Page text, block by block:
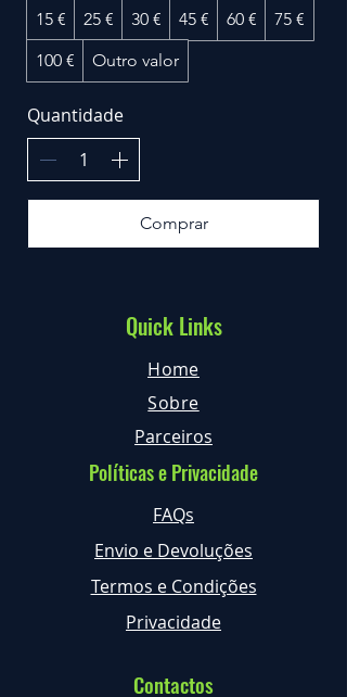
15 € 25 € 30 € 45 € 60 €
75 €
100 €
Outro valor
Quantidade
Comprar
Quick Links
Home
Sobre
Parceiros
Políticas e Privacidade
FAQs
Envio e Devoluções
Termos e Condições
Privacidade
Contactos